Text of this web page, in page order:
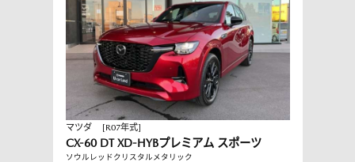
マツダ [R07年式]
CX-60 DT XD-HYBプレミアム スポーツ
ソウルレッドクリスタルメタリック